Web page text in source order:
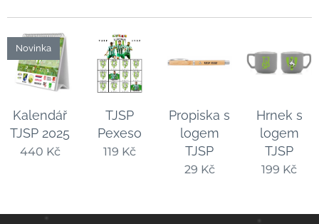
Kalendář
TJSP 2025
Novinka
440 Kč
TJSP
Pexeso
119 Kč
Propiska s
logem
TJSP
29 Kč
Hrnek s
logem
TJSP
199 Kč